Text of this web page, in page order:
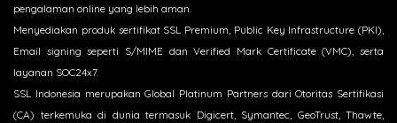
pengalaman online yang lebih aman.
Menyediakan produk sertifikat SSL Premium, Public Key Infrastructure (PKI),
Email signing seperti S/MIME dan Verified Mark Certificate (VMC), serta
layanan SOC24x7.
SSL Indonesia merupakan Global Platinum Partners dari Otoritas Sertifikasi
(CA) terkemuka di dunia termasuk Digicert, Symantec, GeoTrust, Thawte,